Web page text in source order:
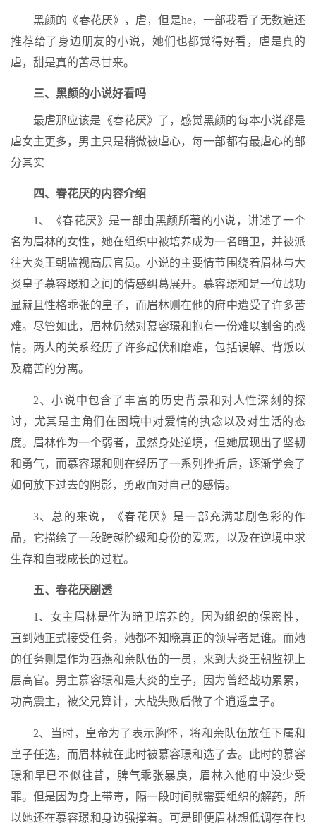
黑颜的《春花厌》，虐，但是he，一部我看了无数遍还
推荐给了身边朋友的小说，她们也都觉得好看，虐是真的
虐，甜是真的苦尽甘来。
三、黑颜的小说好看吗
最虐那应该是《春花厌》了，感觉黑颜的每本小说都是
虐女主更多，男主只是稍微被虐心，每一部都有最虐心的部
分其实
四、春花厌的内容介绍
1、《春花厌》是一部由黑颜所著的小说，讲述了一个
名为眉林的女性，她在组织中被培养成为一名暗卫，并被派
往大炎王朝监视高层官员。小说的主要情节围绕着眉林与大
炎皇子慕容璟和之间的情感纠葛展开。慕容璟和是一位战功
显赫且性格乖张的皇子，而眉林则在他的府中遭受了许多苦
难。尽管如此，眉林仍然对慕容璟和抱有一份难以割舍的感
情。两人的关系经历了许多起伏和磨难，包括误解、背叛以
及痛苦的分离。
2、小说中包含了丰富的历史背景和对人性深刻的探
讨，尤其是主角们在困境中对爱情的执念以及对生活的态
度。眉林作为一个弱者，虽然身处逆境，但她展现出了坚韧
和勇气，而慕容璟和则在经历了一系列挫折后，逐渐学会了
如何放下过去的阴影，勇敢面对自己的感情。
3、总的来说，《春花厌》是一部充满悲剧色彩的作
品，它描绘了一段跨越阶级和身份的爱恋，以及在逆境中求
生存和自我成长的过程。
五、春花厌剧透
1、女主眉林是作为暗卫培养的，因为组织的保密性，
直到她正式接受任务，她都不知晓真正的领导者是谁。而她
的任务则是作为西燕和亲队伍的一员，来到大炎王朝监视上
层高官。男主慕容璟和是大炎的皇子，因为曾经战功累累，
功高震主，被父兄算计，大战失败后做了个逍遥皇子。
2、当时，皇帝为了表示胸怀，将和亲队伍放任下属和
皇子任选，而眉林就在此时被慕容璟和选了去。此时的慕容
璟和早已不似往昔，脾气乖张暴戾，眉林入他府中没少受
罪。但是因为身上带毒，隔一段时间就需要组织的解药，所
以她还在慕容璟和身边强撑着。可是即便眉林想低调存在也